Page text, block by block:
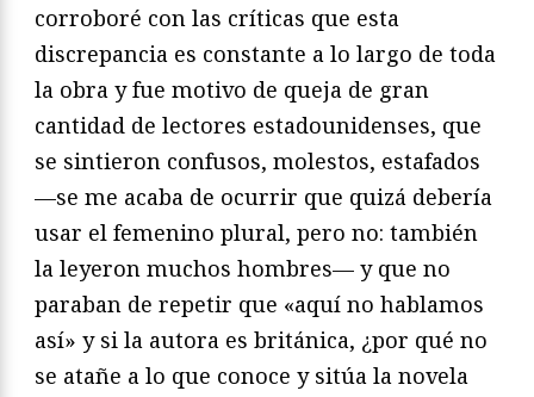
corroboré con las críticas que esta
discrepancia es constante a lo largo de toda
la obra y fue motivo de queja de gran
cantidad de lectores estadounidenses, que
se sintieron confusos, molestos, estafados
—se me acaba de ocurrir que quizá debería
usar el femenino plural, pero no: también
la leyeron muchos hombres— y que no
paraban de repetir que «aquí no hablamos
así» y si la autora es británica, ¿por qué no
se atañe a lo que conoce y sitúa la novela